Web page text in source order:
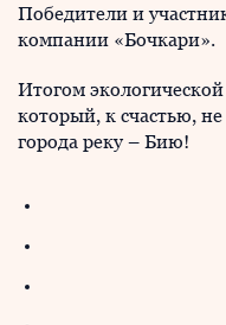
Победители и
компании «Бочкари».
Итогом
который, к счастью,
города реку – Бию!